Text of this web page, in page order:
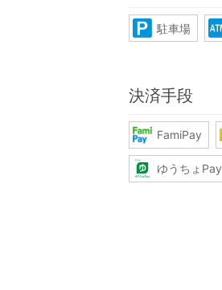
駐車場
決済手段
FamiPay
ゆうちょPay